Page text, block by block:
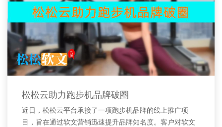
松松云助力跑步机品牌破圈
近日，松松云平台承接了一项跑步机品牌的线上推广项
目，旨在通过软文营销迅速提升品牌知名度。客户对软文